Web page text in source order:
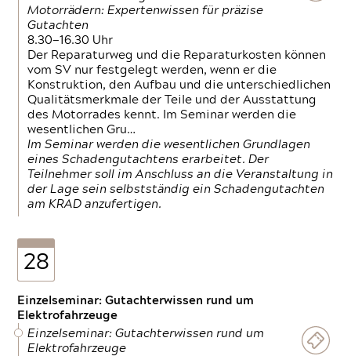
Motorrädern: Expertenwissen für präzise
Gutachten
8.30—16.30 Uhr
Der Reparaturweg und die Reparaturkosten können
vom SV nur festgelegt werden, wenn er die
Konstruktion, den Aufbau und die unterschiedlichen
Qualitätsmerkmale der Teile und der Ausstattung
des Motorrades kennt. Im Seminar werden die
wesentlichen Gru…
Im Seminar werden die wesentlichen Grundlagen
eines Schadengutachtens erarbeitet. Der
Teilnehmer soll im Anschluss an die Veranstaltung in
der Lage sein selbstständig ein Schadengutachten
am KRAD anzufertigen.
28
Einzelseminar: Gutachterwissen rund um
Elektrofahrzeuge
Einzelseminar: Gutachterwissen rund um
Elektrofahrzeuge